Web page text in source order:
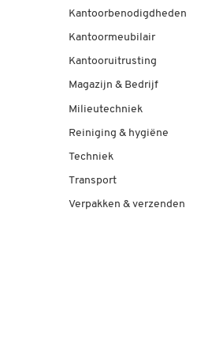
Kantoorbenodigdheden
Kantoormeubilair
Kantooruitrusting
Magazijn & Bedrijf
Milieutechniek
Reiniging & hygiëne
Techniek
Transport
Verpakken & verzenden